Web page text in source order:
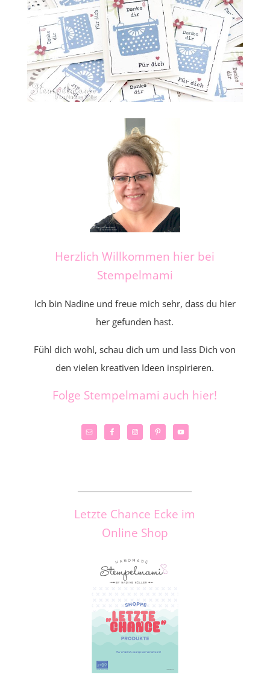
Herzlich Willkommen hier bei
Stempelmami
Ich bin Nadine und freue mich sehr, dass du hier
her gefunden hast.
Fühl dich wohl, schau dich um und lass Dich von
den vielen kreativen Ideen inspirieren.
Folge Stempelmami auch hier!
Letzte Chance Ecke im
Online Shop